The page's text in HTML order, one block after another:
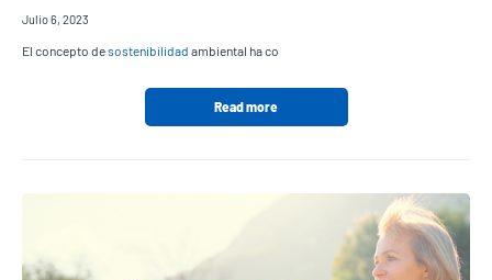
Julio 6, 2023
El concepto desostenibilidad ambiental ha co
Read more